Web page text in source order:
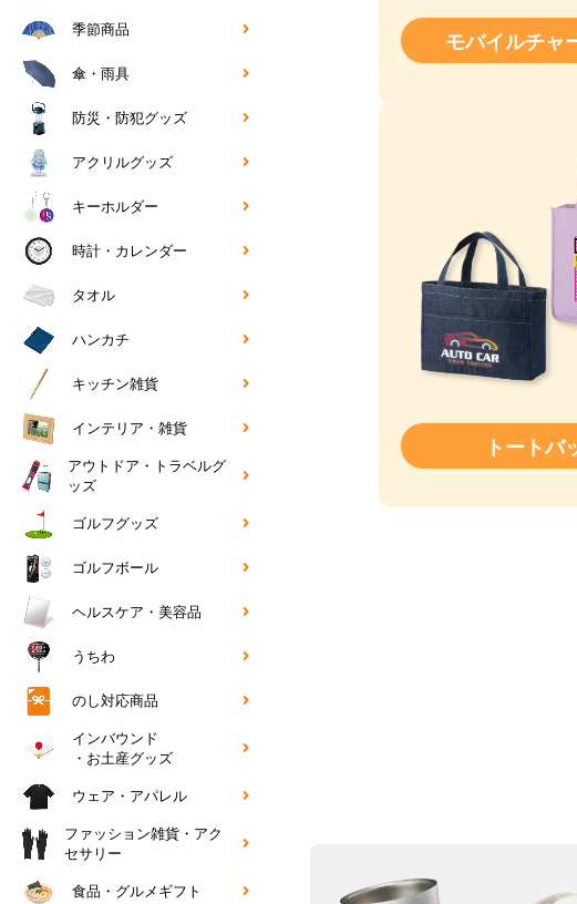
モバイルチャ
トートバ
季節商品
傘・雨具
防災・防犯グッズ
アクリルグッズ
キーホルダー
時計・カレンダー
タオル
ハンカチ
キッチン雑貨
インテリア・雑貨
アウトドア・トラベルグ
ッズ
ゴルフグッズ
ゴルフボール
ヘルスケア・美容品
うちわ
のし対応商品
インバウンド
・お土産グッズ
ウェア・アパレル
ファッション雑貨・アク
セサリー
食品・グルメギフト